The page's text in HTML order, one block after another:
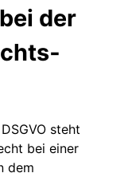
der
steht
bei einer
dem